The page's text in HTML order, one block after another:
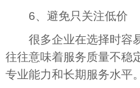
6、避免只关注低价
很多企业在选择时容
往往意味着服务质量不稳
专业能力和长期服务水平。